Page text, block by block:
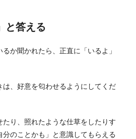
と答える
か聞かれたら、正直に「いるよ」
は、好意を匂わせるようにしてくだ
たり、照れたような仕草をしたりす
のことかも」と意識してもらえる